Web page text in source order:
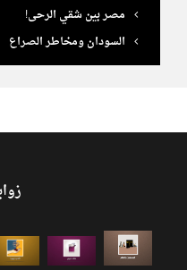
مصر بين شقي الرحى!
السودان ومخاطر الصراع